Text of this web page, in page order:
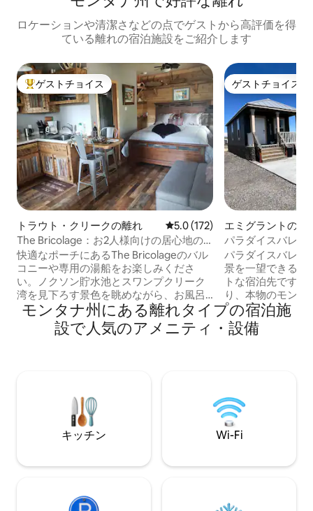
ロケーションや清潔さなどの点でゲストから高評価を得
ている離れの宿泊施設をご紹介します
大好評のゲストチョイスです。
ゲストチョイス
トラウト・クリークの離れ レビュー172件、5つ星中5.0つ
5.0 (172)
The Bricolage：お2人様向けの居心地の
よい宿泊施設（露天風呂と眺望付き！）
快適なポーチにあるThe Bricolageのバル
コニーや専用の湯船をお楽しみくださ
い。ノクソン貯水池とスワンプクリーク
湾を見下ろす景色を眺めながら、お風呂
につかったり、お酒を楽しむことができ
ます。キャビンから湾まで歩いて、夕食
を食べましょう。季節の放し飼いの卵。
もあります。ボートランプまで6マイル。
階下に無料のランドリーがあります。 車
ですぐの場所に素敵な小石のビーチがあ
ゲストチョイス
ゲストチョイス
エミグラントの離
パラダイスバレー
パラダイスバレー
景を一望できる2
トな宿泊先です
り、本物のモンタ
ストラン、バー、
ト会場まで車で
リークロッジ、
45分、リビング
す。 モンタナでのご滞在をお楽しみにし
ております！
モンタナ州にある離れタイプの宿泊施
設で人気のアメニティ・設備
キッチン Wi-Fi